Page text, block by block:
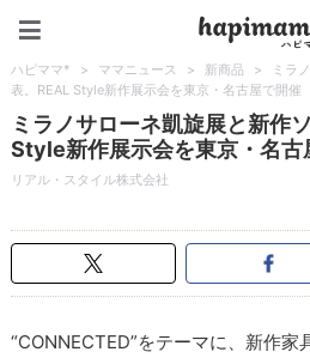
ハピママ* > ママニュース > 新商品 >
ミラ
表。REAL Style新作展示会を東京・名古屋で開催
ミラノサローネ凱旋展と新作
Style新作展示会を東京・名古
リアル・スタイル株式会社
“CONNECTED”をテーマに、新作家